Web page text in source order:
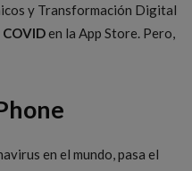
y Transformación Digital
COVIDen la App Store. Pero,
en el mundo, pasa el